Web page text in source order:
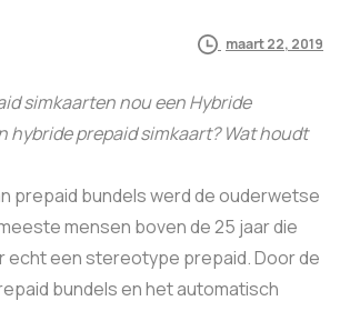
maart 22, 2019
simkaarten nou een Hybride
hybride prepaid simkaart? Wat houdt
prepaid bundels werd de ouderwetse
mensen boven de 25 jaar die
echt een stereotype prepaid. Door de
bundels en het automatisch